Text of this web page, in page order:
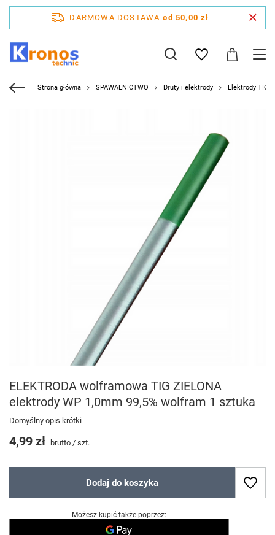
DARMOWA DOSTAWA od 50,00 zł
Strona główna SPAWALNICTWO Druty i elektrody Elektrody TIG
ELEKTRODA wolframowa TIG ZIELONA
elektrody WP 1,0mm 99,5% wolfram 1 sztuka
Domyślny opis krótki
4,99 zł brutto / szt.
Dodaj do koszyka
Możesz kupić także poprzez: